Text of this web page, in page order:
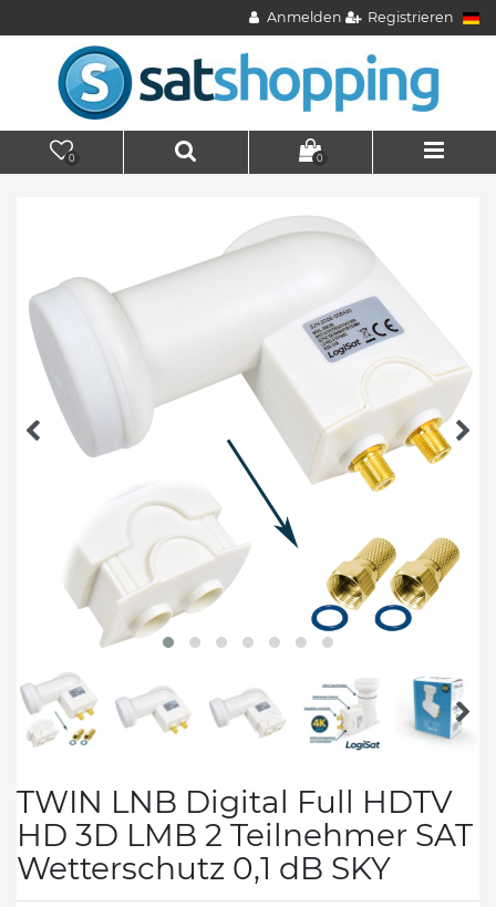
Anmelden Registrieren
0 0
TWIN LNB Digital Full HDTV
HD 3D LMB 2 Teilnehmer SAT
Wetterschutz 0,1 dB SKY